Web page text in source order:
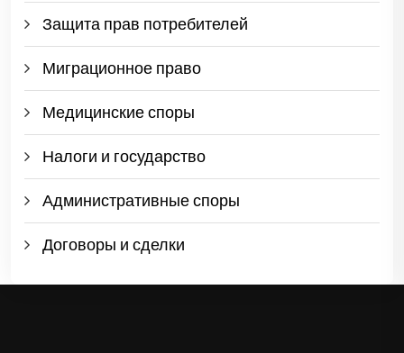
Защита прав потребителей
Миграционное право
Медицинские споры
Налоги и государство
Административные споры
Договоры и сделки